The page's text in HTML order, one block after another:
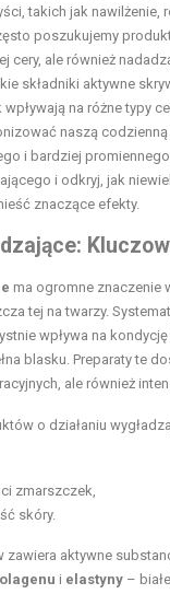
takich jak nawilżenie,
poszukujemy
cery, ale również
składniki aktywne
na różne typy
naszą codzienną
i bardziej
i odkryj, jak
znaczące efekty.
ma ogromne znaczenie
tej na twarzy.
wpływa na kondycję
blasku. Preparaty te
ale również
o działaniu
zmarszczek,
skóry.
zawiera aktywne
i elastyny –